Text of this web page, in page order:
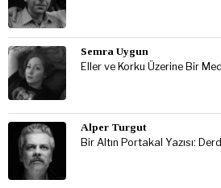
Semra Uygun
Eller ve Korku Üzerine Bir
Alper Turgut
Bir Altın Portakal Yazısı: